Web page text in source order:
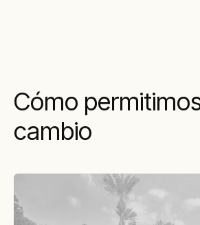
Cómo
cambio